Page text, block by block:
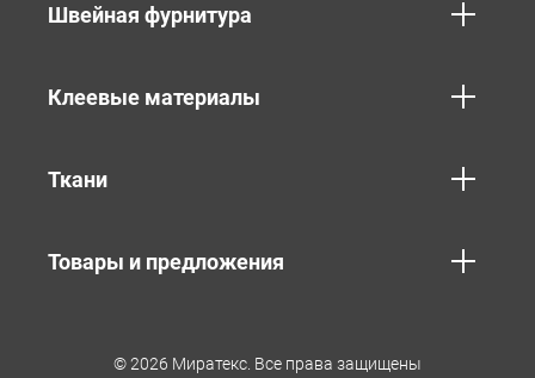
Швейная фурнитура
Клеевые материалы
Ткани
Товары и предложения
© 2026 Миратекс. Все права защищены